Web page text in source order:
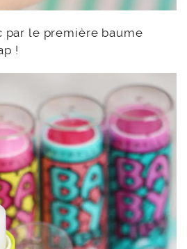
par le première baume
!